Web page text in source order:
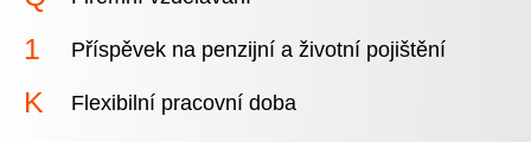
Příspěvek na penzijní a životní pojištění
Flexibilní pracovní doba